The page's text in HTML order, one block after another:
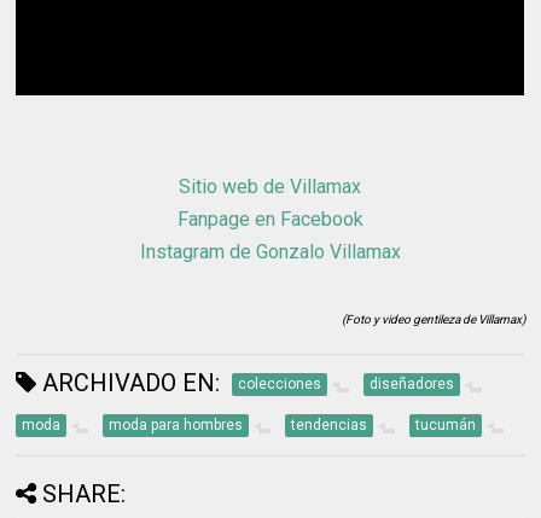
Sitio web de Villamax
Fanpage en Facebook
Instagram de Gonzalo Villamax
(Foto y video gentileza de Villamax)
ARCHIVADO EN: colecciones diseñadores
moda moda para hombres tendencias tucumán
SHARE: